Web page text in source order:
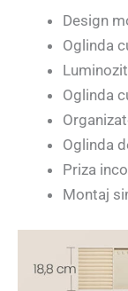
Design
Oglinda
Oglinda
Oglinda
Priza
Montaj